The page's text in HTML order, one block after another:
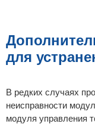
для
В редких случаях
неисправности
модуля управления